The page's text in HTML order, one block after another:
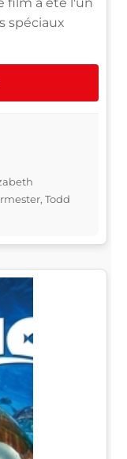
spéciaux
Todd